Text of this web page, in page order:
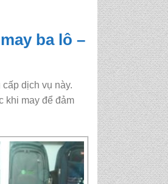
ba lô –
dịch vụ này.
khi may để đảm